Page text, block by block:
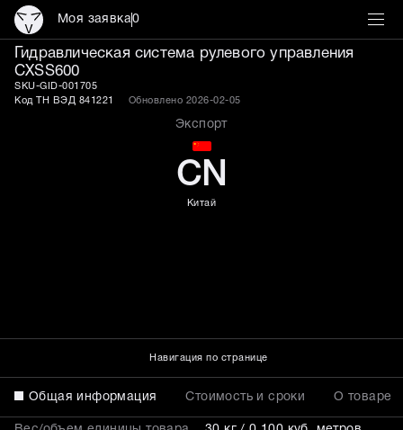
Моя заявка0
Система
Гидравлическая система рулевого управления
CXSS600
SKU-GID-001705
Код ТН ВЭД 841221
Обновлено 2026-02-05
Экспорт
CN
Китай
Навигация по странице
Общая информация Стоимость и сроки О товаре